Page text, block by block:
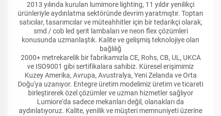
2013 yılında kurulan lumimore lighting, 11 yıldır yenilikçi
ürünleriyle aydınlatma sektöründe devrim yaratmıştır. Toptan
satıcılar, tasarımcılar ve müteahhitler için bir tedarikçi olarak,
smd / cob led şerit lambaları ve neon flex çözümleri
konusunda uzmanlaştık. Kalite ve gelişmiş teknolojiye olan
bağlılığ
2000+ metrekarelik bir fabrikamızla CE, Rohs, CB, UL, UKCA
ve ISO9001 gibi sertifikalara sahibiz. Küresel erişimimiz
Kuzey Amerika, Avrupa, Avustralya, Yeni Zelanda ve Orta
Doğu'ya uzanıyor. Entegre üretim modelimiz üretim ve ticareti
birleştirerek özel çözümler ve uzman hizmetler sağlıyor
Lumiore'da sadece mekanları değil, olanakları da
aydınlatıyoruz. Kalite, yenilik ve müşteri memnuniyeti üzerine